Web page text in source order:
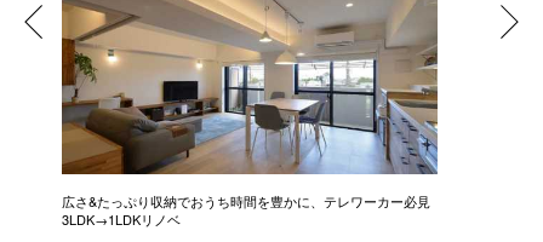
広さ&たっぷり収納でおうち時間を豊かに、テレワーカー必見
3LDK→1LDKリノベ